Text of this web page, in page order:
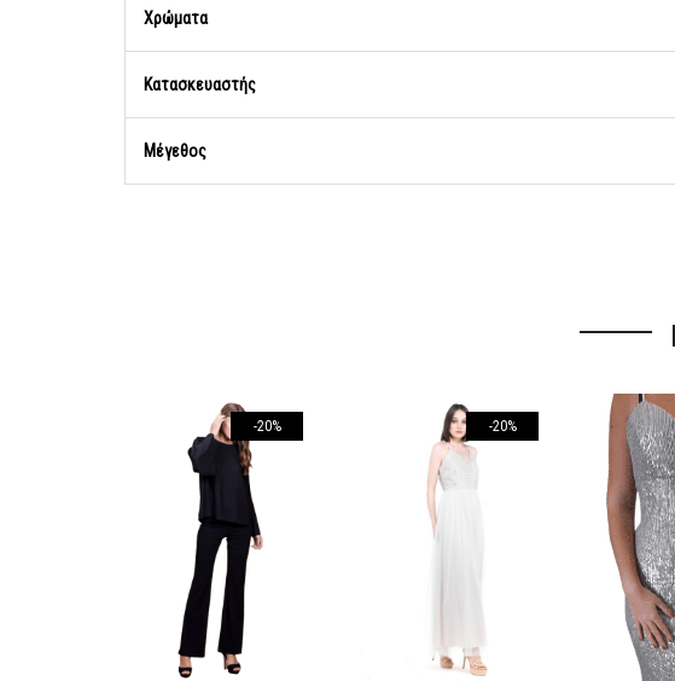
Χρώματα
Κατασκευαστής
Μέγεθος
-20% -20%